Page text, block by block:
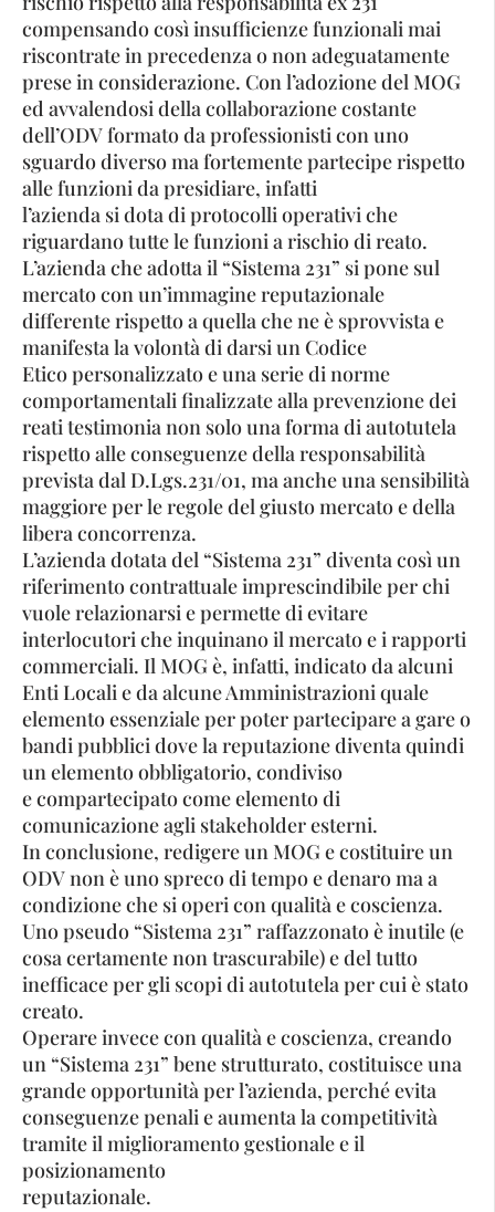
compensando così insufficienze funzionali mai
riscontrate in precedenza o non adeguatamente
prese in considerazione. Con l’adozione del MOG
ed avvalendosi della collaborazione costante
dell’ODV formato da professionisti con uno
sguardo diverso ma fortemente partecipe rispetto
alle funzioni da presidiare, infatti
l’azienda si dota di protocolli operativi che
riguardano tutte le funzioni a rischio di reato.
L’azienda che adotta il “Sistema 231” si pone sul
mercato con un’immagine reputazionale
differente rispetto a quella che ne è sprovvista e
manifesta la volontà di darsi un Codice
Etico personalizzato e una serie di norme
comportamentali finalizzate alla prevenzione dei
reati testimonia non solo una forma di autotutela
rispetto alle conseguenze della responsabilità
prevista dal D.Lgs.231/01, ma anche una sensibilità
maggiore per le regole del giusto mercato e della
libera concorrenza.
L’azienda dotata del “Sistema 231” diventa così un
riferimento contrattuale imprescindibile per chi
vuole relazionarsi e permette di evitare
interlocutori che inquinano il mercato e i rapporti
commerciali. Il MOG è, infatti, indicato da alcuni
Enti Locali e da alcune Amministrazioni quale
elemento essenziale per poter partecipare a gare o
bandi pubblici dove la reputazione diventa quindi
un elemento obbligatorio, condiviso
e compartecipato come elemento di
comunicazione agli stakeholder esterni.
In conclusione, redigere un MOG e costituire un
ODV non è uno spreco di tempo e denaro ma a
condizione che si operi con qualità e coscienza.
Uno pseudo “Sistema 231” raffazzonato è inutile (e
cosa certamente non trascurabile) e del tutto
inefficace per gli scopi di autotutela per cui è stato
creato.
Operare invece con qualità e coscienza, creando
un “Sistema 231” bene strutturato, costituisce una
grande opportunità per l’azienda, perché evita
conseguenze penali e aumenta la competitività
tramite il miglioramento gestionale e il
posizionamento
reputazionale.